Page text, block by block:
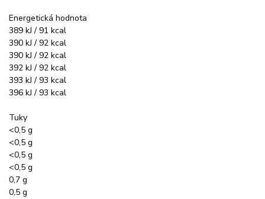
Energetická hodnota
389 kJ / 91 kcal
390 kJ / 92 kcal
390 kJ / 92 kcal
392 kJ / 92 kcal
393 kJ / 93 kcal
396 kJ / 93 kcal
Tuky
<0,5 g
<0,5 g
<0,5 g
<0,5 g
0,7 g
0,5 g